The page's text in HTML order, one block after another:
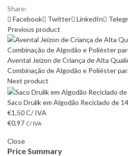
Share:
Facebook
Twitter LinkedIn
Previous product
Avental Jeizon de Criança de Alta
Combinação de Algodão e Poliéster
Next product
Saco Drulik em Algodão Reciclado de
€1,50C/ IVA
€0,97 C/ IVA
Close
Price Summary